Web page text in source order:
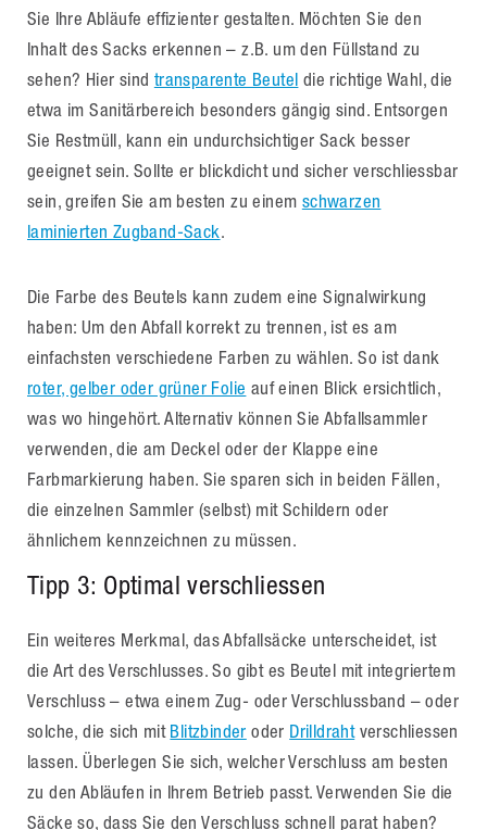
Sie Ihre Abläufe effizienter gestalten. Möchten Sie den
Inhalt des Sacks erkennen – z.B. um den Füllstand zu
sehen? Hier sind transparente Beutel die richtige Wahl, die
etwa im Sanitärbereich besonders gängig sind. Entsorgen
Sie Restmüll, kann ein undurchsichtiger Sack besser
geeignet sein. Sollte er blickdicht und sicher verschliessbar
sein, greifen Sie am besten zu einem schwarzen
laminierten Zugband-Sack.
Die Farbe des Beutels kann zudem eine Signalwirkung
haben: Um den Abfall korrekt zu trennen, ist es am
einfachsten verschiedene Farben zu wählen. So ist dank
roter, gelber oder grüner Folie auf einen Blick ersichtlich,
was wo hingehört. Alternativ können Sie Abfallsammler
verwenden, die am Deckel oder der Klappe eine
Farbmarkierung haben. Sie sparen sich in beiden Fällen,
die einzelnen Sammler (selbst) mit Schildern oder
ähnlichem kennzeichnen zu müssen.
Tipp 3: Optimal verschliessen
Ein weiteres Merkmal, das Abfallsäcke unterscheidet, ist
die Art des Verschlusses. So gibt es Beutel mit integriertem
Verschluss – etwa einem Zug- oder Verschlussband – oder
solche, die sich mit Blitzbinder oder Drilldrahtverschliessen
lassen. Überlegen Sie sich, welcher Verschluss am besten
zu den Abläufen in Ihrem Betrieb passt. Verwenden Sie die
Säcke so, dass Sie den Verschluss schnell parat haben?